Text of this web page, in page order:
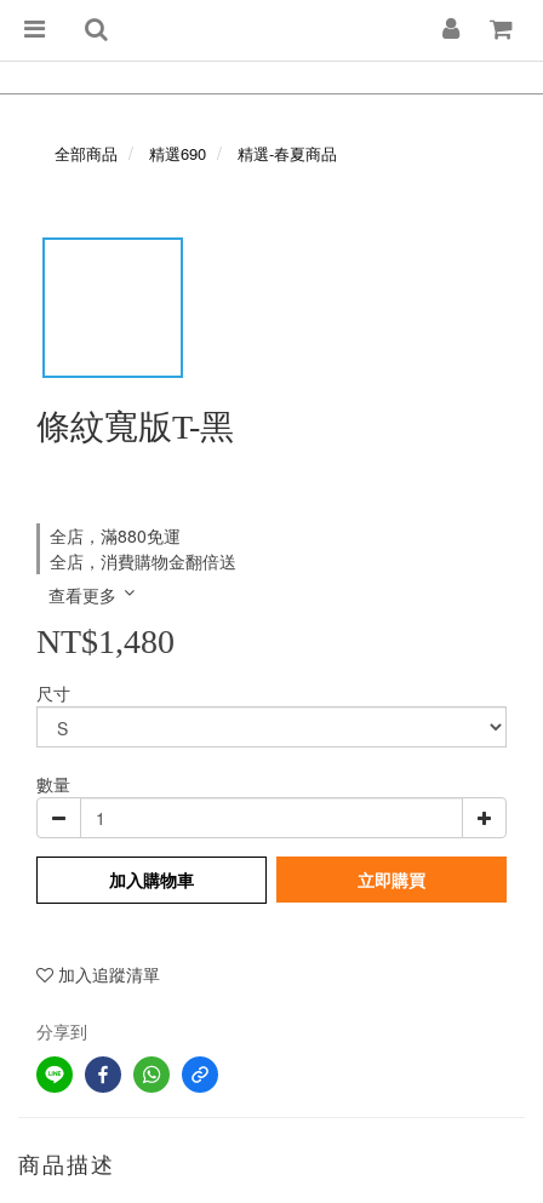
全部商品 精選690 精選-春夏商品
條紋寬版T-黑
全店，滿880免運
全店，消費購物金翻倍送
查看更多
NT$1,480
尺寸
數量
加入購物車 立即購買
加入追蹤清單
分享到
商品描述